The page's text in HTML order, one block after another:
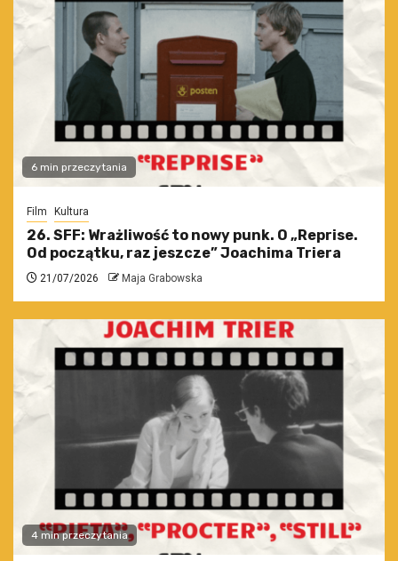
6 min przeczytania
Film Kultura
26. SFF: Wrażliwość to nowy punk. O „Reprise.
Od początku, raz jeszcze” Joachima Triera
21/07/2026 Maja Grabowska
4 min przeczytania